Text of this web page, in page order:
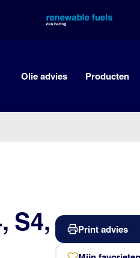
Olie advies Producten
S4,
Print advies